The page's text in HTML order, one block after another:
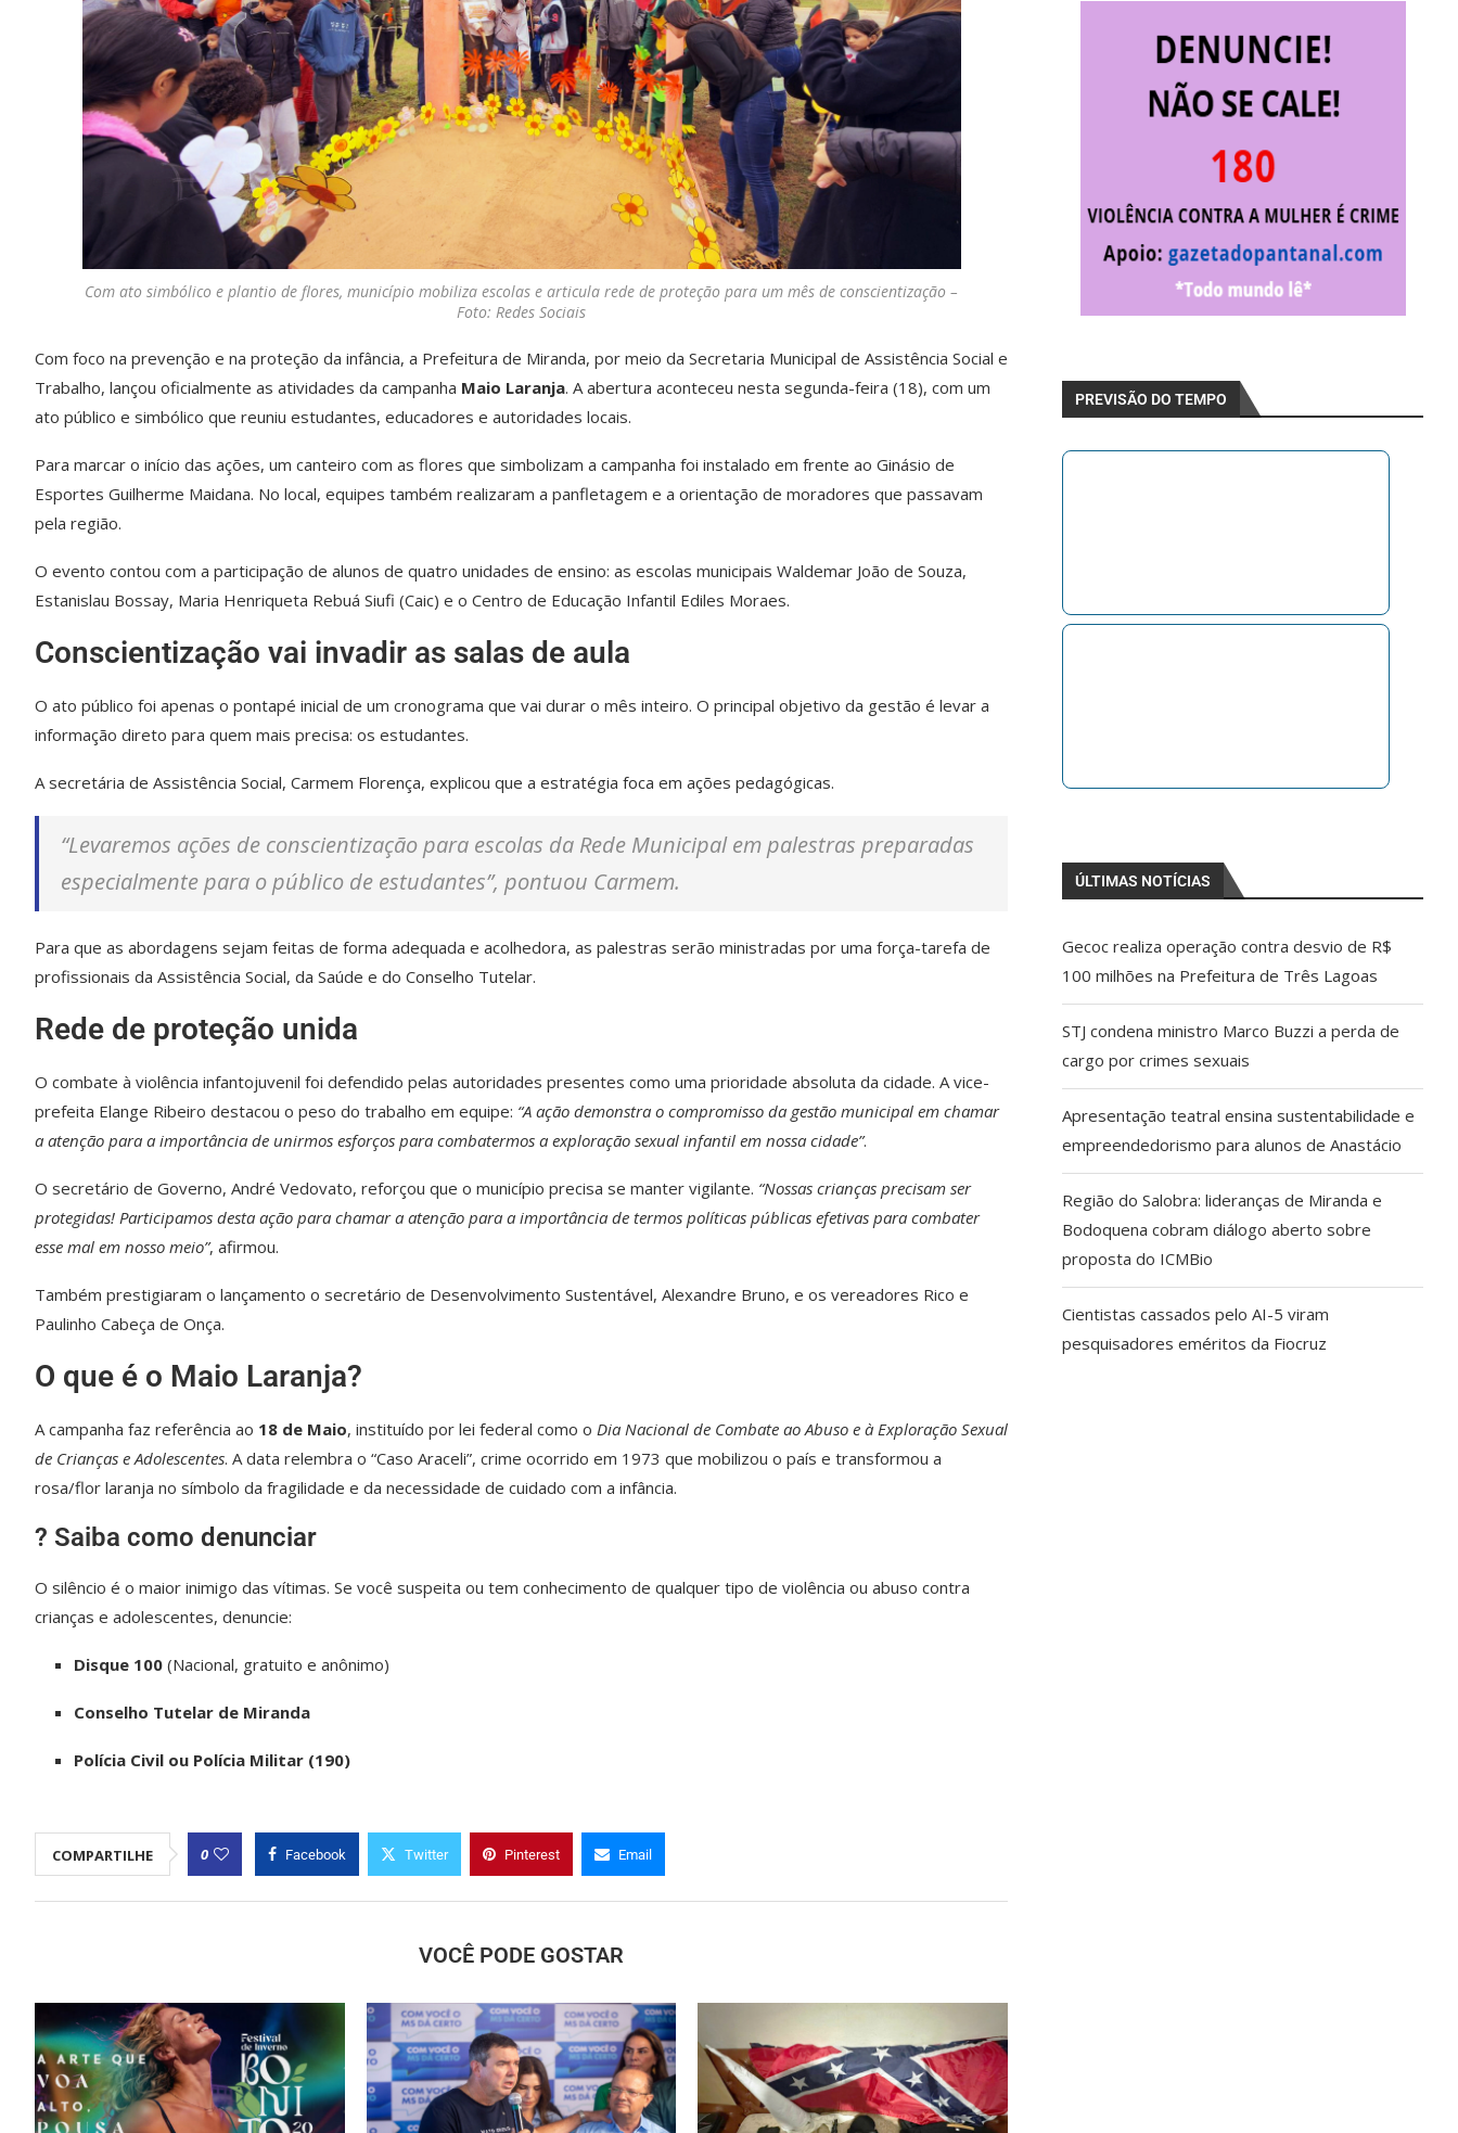
Com ato simbólico e plantio de flores, município mobiliza escolas e articula rede de proteção para um mês de conscientização –
Foto: Redes Sociais
Com foco na prevenção e na proteção da infância, a Prefeitura de Miranda, por meio da Secretaria Municipal de Assistência Social e
Trabalho, lançou oficialmente as atividades da campanha Maio Laranja. A abertura aconteceu nesta segunda-feira (18), com um
ato público e simbólico que reuniu estudantes, educadores e autoridades locais.
Para marcar o início das ações, um canteiro com as flores que simbolizam a campanha foi instalado em frente ao Ginásio de
Esportes Guilherme Maidana. No local, equipes também realizaram a panfletagem e a orientação de moradores que passavam
pela região.
O evento contou com a participação de alunos de quatro unidades de ensino: as escolas municipais Waldemar João de Souza,
Estanislau Bossay, Maria Henriqueta Rebuá Siufi (Caic) e o Centro de Educação Infantil Ediles Moraes.
Conscientização vai invadir as salas de aula
O ato público foi apenas o pontapé inicial de um cronograma que vai durar o mês inteiro. O principal objetivo da gestão é levar a
informação direto para quem mais precisa: os estudantes.
A secretária de Assistência Social, Carmem Florença, explicou que a estratégia foca em ações pedagógicas.
“Levaremos ações de conscientização para escolas da Rede Municipal em palestras preparadas
especialmente para o público de estudantes”, pontuou Carmem.
Para que as abordagens sejam feitas de forma adequada e acolhedora, as palestras serão ministradas por uma força-tarefa de
profissionais da Assistência Social, da Saúde e do Conselho Tutelar.
Rede de proteção unida
O combate à violência infantojuvenil foi defendido pelas autoridades presentes como uma prioridade absoluta da cidade. A vice-
prefeita Elange Ribeiro destacou o peso do trabalho em equipe: “A ação demonstra o compromisso da gestão municipal em chamar
a atenção para a importância de unirmos esforços para combatermos a exploração sexual infantil em nossa cidade”.
O secretário de Governo, André Vedovato, reforçou que o município precisa se manter vigilante. “Nossas crianças precisam ser
protegidas! Participamos desta ação para chamar a atenção para a importância de termos políticas públicas efetivas para combater
esse mal em nosso meio”, afirmou.
Também prestigiaram o lançamento o secretário de Desenvolvimento Sustentável, Alexandre Bruno, e os vereadores Rico e
Paulinho Cabeça de Onça.
O que é o Maio Laranja?
A campanha faz referência ao 18 de Maio, instituído por lei federal como o Dia Nacional de Combate ao Abuso e à Exploração Sexual
de Crianças e Adolescentes. A data relembra o “Caso Araceli”, crime ocorrido em 1973 que mobilizou o país e transformou a
rosa/flor laranja no símbolo da fragilidade e da necessidade de cuidado com a infância.
? Saiba como denunciar
O silêncio é o maior inimigo das vítimas. Se você suspeita ou tem conhecimento de qualquer tipo de violência ou abuso contra
crianças e adolescentes, denuncie:
Disque 100 (Nacional, gratuito e anônimo)
Conselho Tutelar de Miranda
Polícia Civil ou Polícia Militar (190)
COMPARTILHE 0 Facebook Twitter Pinterest Email
VOCÊ PODE GOSTAR
PREVISÃO DO TEMPO
ÚLTIMAS NOTÍCIAS
Gecoc realiza operação contra desvio de R$
100 milhões na Prefeitura de Três Lagoas
STJ condena ministro Marco Buzzi a perda de
cargo por crimes sexuais
Apresentação teatral ensina sustentabilidade e
empreendedorismo para alunos de Anastácio
Região do Salobra: lideranças de Miranda e
Bodoquena cobram diálogo aberto sobre
proposta do ICMBio
Cientistas cassados pelo AI-5 viram
pesquisadores eméritos da Fiocruz